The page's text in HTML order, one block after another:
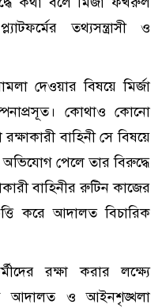
তথ্যসন্ত্রাসী ও
দেওয়ার বিষয়ে মির্জা
কোথাও কোনো
বাহিনী সে বিষয়ে
অভিযোগ পেলে তার বিরুদ্ধে
বাহিনীর রুটিন কাজের
করে আদালত বিচারিক
রক্ষা করার লক্ষ্যে
আদালত ও আইনশৃঙ্খলা